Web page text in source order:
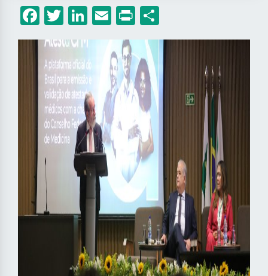
Facebook
Twitter
LinkedIn
Email
Print